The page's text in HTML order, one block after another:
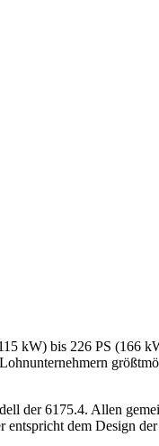
kW) bis 226 PS (166
der 6175.4. Allen
dem Design